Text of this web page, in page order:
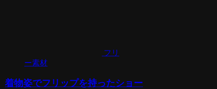
フリ
ー素材
着物姿でフリップを持ったショー